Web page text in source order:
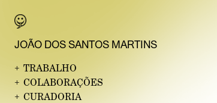
JOÃO DOS SANTOS MARTINS
+ TRABALHO
+ COLABORAÇÕES
+ CURADORIA